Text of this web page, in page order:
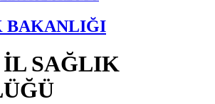
BAKANLIĞI
İL SAĞLIK